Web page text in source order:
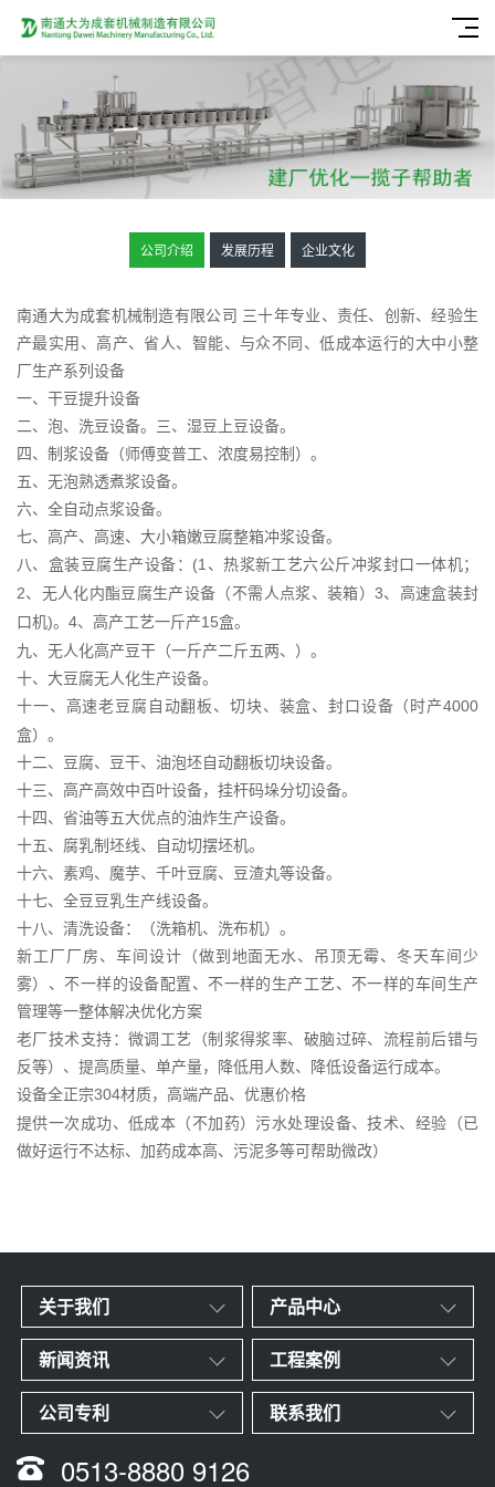
公司介绍 发展历程 企业文化
南通大为成套机械制造有限公司 三十年专业、责任、创新、经验生
产最实用、高产、省人、智能、与众不同、低成本运行的大中小整
厂生产系列设备
一、干豆提升设备
二、泡、洗豆设备。三、湿豆上豆设备。
四、制浆设备（师傅变普工、浓度易控制）。
五、无泡熟透煮浆设备。
六、全自动点浆设备。
七、高产、高速、大小箱嫩豆腐整箱冲浆设备。
八、盒装豆腐生产设备：
(1 、热浆新工艺六公斤冲浆封口一体机；
2、无人化内酯豆腐生产设备（不需人点浆、装箱） 3、高速盒装封
口机)。 4、高产工艺一斤产15盒。
九、无人化高产豆干（一斤产二斤五两、）。
十、大豆腐无人化生产设备。
十一、高速老豆腐自动翻板、切块、装盒、封口设备（时产4000
盒）。
十二、豆腐、豆干、油泡坯自动翻板切块设备。
十三、高产高效中百叶设备，挂杆码垛分切设备。
十四、省油等五大优点的油炸生产设备。
十五、腐乳制坯线、自动切摆坯机。
十六、素鸡、魔芋、千叶豆腐、豆渣丸等设备。
十七、全豆豆乳生产线设备。
十八、清洗设备：（洗箱机、洗布机）。
新工厂厂房、车间设计（做到地面无水、吊顶无霉、冬天车间少
雾）、不一样的设备配置、不一样的生产工艺、不一样的车间生产
管理等一整体解决优化方案
老厂技术支持：微调工艺（制浆得浆率、破脑过碎、流程前后错与
反等）、提高质量、单产量，降低用人数、降低设备运行成本。
设备全正宗304材质，高端产品、优惠价格
提供一次成功、低成本（不加药）污水处理设备、技术、经验（已
做好运行不达标、加药成本高、污泥多等可帮助微改）
关于我们 产品中心
新闻资讯 工程案例
公司专利 联系我们
0513-8880 9126